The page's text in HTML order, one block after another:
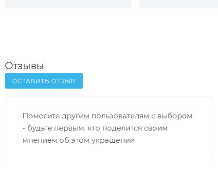
Отзывы
ОСТАВИТЬ ОТЗЫВ
Помогите другим пользователям с выбором
- будьте первым, кто поделится своим
мнением об этом украшении